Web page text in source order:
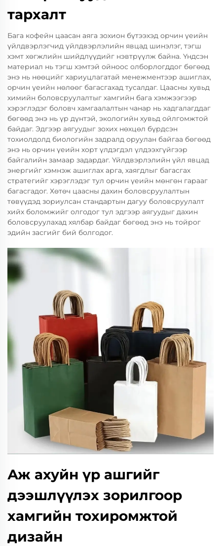
тархалт
Бага кофейн цаасан аяга зохион бүтээхэд орчин үеийн
үйлдвэрлэгчид үйлдвэрлэлийн явцад шинэлэг, тэгш
хэмт хөгжлийн шийдлүүдийг нэвтрүүлж байна. Үндсэн
материал нь тэгш хэмтэй ойноос олборлогддог бөгөөд
энэ нь нөөцийг хариуцлагатай менежментээр ашиглах,
орчин үеийн нөлөөг багасгахад тусалдаг. Цаасны хувьд
химийн боловсруулалтыг хамгийн бага хэмжээгээр
хэрэглэдэг боловч хамгаалалтын чанар нь хадгалагддаг
бөгөөд энэ нь үр дүнтэй, экологийн хувьд ойлгомжтой
байдаг. Эдгээр аягуудыг зохих нөхцөл бүрдсэн
тохиолдолд биологийн задралд оруулан байгаа бөгөөд
энэ нь орчин үеийн хорт үлдэгдэл үлдээхгүйгээр
байгалийн замаар задардаг. Үйлдвэрлэлийн үйл явцад
энергийг хэмнэж ашиглах арга, хаягдлыг багасгах
стратегийг хэрэглэдэг тул орчин үеийн мөнгөн гарааг
багасгадог. Хөтөч цаасны дахин боловсруулалтын
төвүүдэд зориулсан стандартын дагуу боловсруулалт
хийх боломжийг олгодог тул эдгээр аягуудыг дахин
боловсруулахад хялбар байдаг бөгөөд энэ нь тойрог
эдийн засгийг бий болгодог.
Аж ахуйн үр ашгийг
дээшлүүлэх зорилгоор
хамгийн тохиромжтой
дизайн